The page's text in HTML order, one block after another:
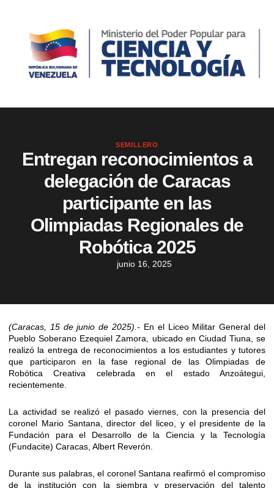
SEMILLERO
Entregan reconocimientos a
delegación de Caracas
participante en las
Olimpiadas Regionales de
Robótica 2025
junio 16, 2025
(Caracas, 15 de junio de 2025).- En el Liceo Militar General del
Pueblo Soberano Ezequiel Zamora, ubicado en Ciudad Tiuna, se
realizó la entrega de reconocimientos a los estudiantes y tutores
que participaron en la fase regional de las Olimpiadas de
Robótica Creativa celebrada en el estado Anzoátegui,
recientemente.
La actividad se realizó el pasado viernes, con la presencia del
coronel Mario Santana, director del liceo, y el presidente de la
Fundación para el Desarrollo de la Ciencia y la Tecnología
(Fundacite) Caracas, Albert Reverón.
Durante sus palabras, el coronel Santana reafirmó el compromiso
de la institución con la siembra y preservación del talento